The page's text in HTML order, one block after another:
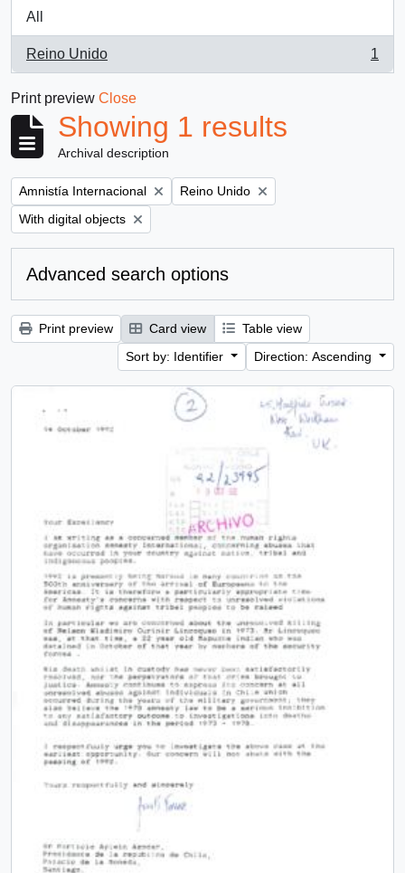
All
Reino Unido
, 1 results
1
Print preview Close
Showing 1 results
Archival description
Remove filter:
Amnistía Internacional Remove filter:
Reino Unido
Remove filter:
With digital objects
Advanced search options
Print preview Card view
Table view
Sort by: Identifier
Direction: Ascending